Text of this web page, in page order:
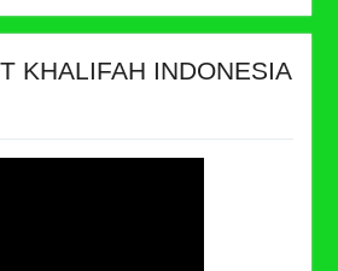
KHALIFAH INDONESIA